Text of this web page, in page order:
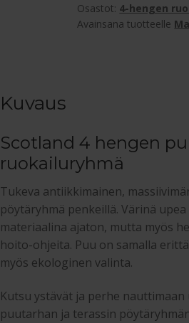
määrä
Osastot: 4-hengen
Avainsana tuotteelle
Kuvaus
Scotland 4 hengen
ruokailuryhmä
Tukeva antiikkimainen,
pöytäryhmä penkeillä. Värinä
materiaalina ajaton, mutta myös
hoito-ohjeita. Puu on samalla
myös ekologinen valinta.
Kutsu ystävät ja perhe
puutarhan ja terassin